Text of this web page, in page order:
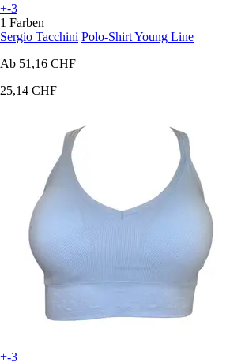
+-3
1 Farben
Sergio Tacchini Polo-Shirt Young Line
Ab 51,16 CHF
25,14 CHF
+-3